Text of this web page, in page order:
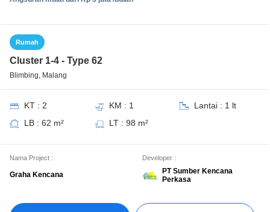
Rumah
Cluster 1-4 - Type 62
Blimbing, Malang
KT : 2 KM : 1
Lantai : 1 lt
LB : 62 m²
LT : 98 m²
Nama Project :
Graha Kencana
Developer :
PT Sumber Kencana
Perkasa